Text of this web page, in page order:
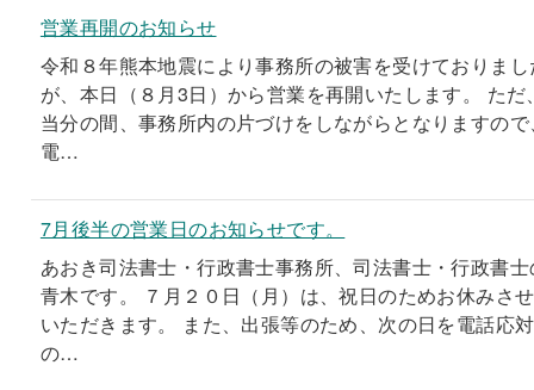
営業再開のお知らせ
令和８年熊本地震により事務所の被害を受けておりまし
が、本日（８月3日）から営業を再開いたします。 ただ
当分の間、事務所内の片づけをしながらとなりますので
電…
7月後半の営業日のお知らせです。
あおき司法書士・行政書士事務所、司法書士・行政書士
青木です。 ７月２０日（月）は、祝日のためお休みさ
いただきます。 また、出張等のため、次の日を電話応対
の…